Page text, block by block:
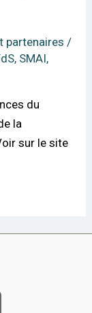
partenaires /
, SMAI,
du
la
sur le site